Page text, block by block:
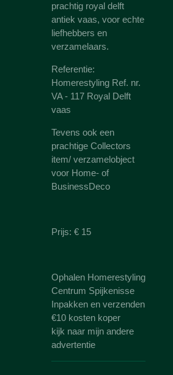
prachtig royal delft
antiek vaas, voor echte
liefhebbers en
verzamelaars.
Referentie:
Homerestyling Ref. nr.
VA - 117 Royal Delft
vaas
Tevens ook een
prachtige Collectors
item/ verzamelobject
voor Home- of
BusinessDeco
Prijs: € 15
Ophalen Homerestyling
Centrum Spijkenisse
Inpakken en verzenden
€10 kosten koper
kijk naar mijn andere
advertentie